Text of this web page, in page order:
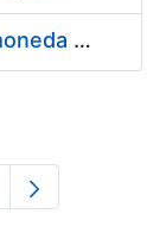
Suministro de estuches para moneda de 30 €
Pages Use